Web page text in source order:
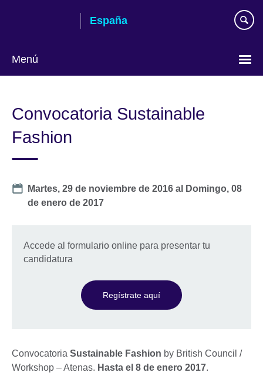
España
Menú
Convocatoria Sustainable
Fashion
Date
Martes, 29 de noviembre de 2016 al
Domingo, 08
de enero de 2017
Accede al formulario online para presentar tu
candidatura
Regístrate aquí
Convocatoria Sustainable Fashion by British Council /
Workshop – Atenas. Hasta el 8 de enero 2017.